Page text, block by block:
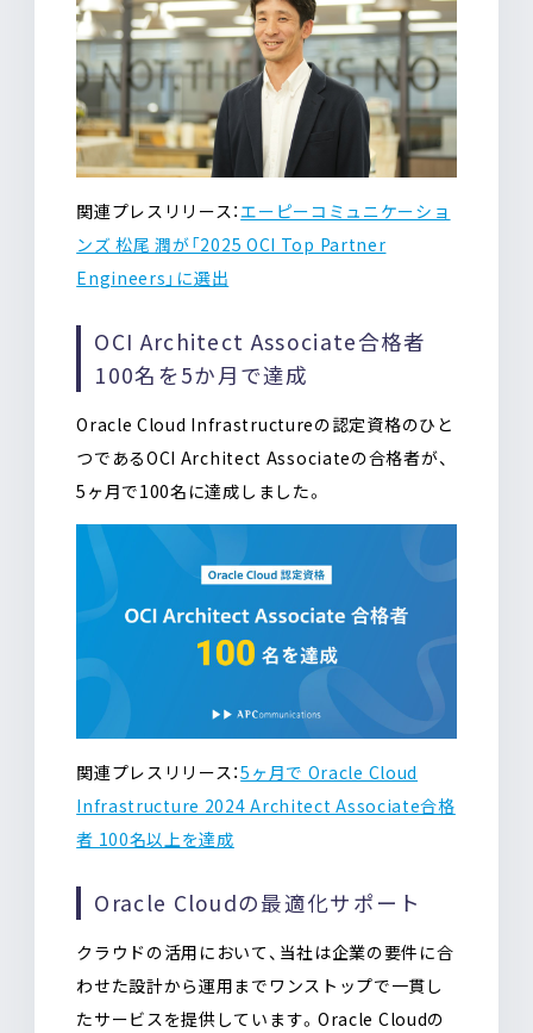
関連プレスリリース：エーピーコミュニケーショ
ンズ 松尾 潤が「2025 OCI Top Partner
Engineers」に選出
OCI Architect Associate合格者
100名を5か月で達成
Oracle Cloud Infrastructureの認定資格のひと
つであるOCI Architect Associateの合格者が、
5ヶ月で100名に達成しました。
関連プレスリリース：5ヶ月で Oracle Cloud
Infrastructure 2024 Architect Associate合格
者 100名以上を達成
Oracle Cloudの最適化サポート
クラウドの活用において、当社は企業の要件に合
わせた設計から運用までワンストップで一貫し
たサービスを提供しています。Oracle Cloudの